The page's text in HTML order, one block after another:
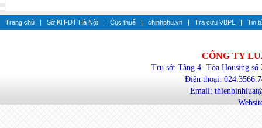
Trang chủ | Sở KH-DT Hà Nội | Cục thuế | chinhphu.vn | Tra cứu VBPL | Tin
CÔNG TY
Trụ sở: Tầng 4- Tòa Housing
Điện thoại:
Email: